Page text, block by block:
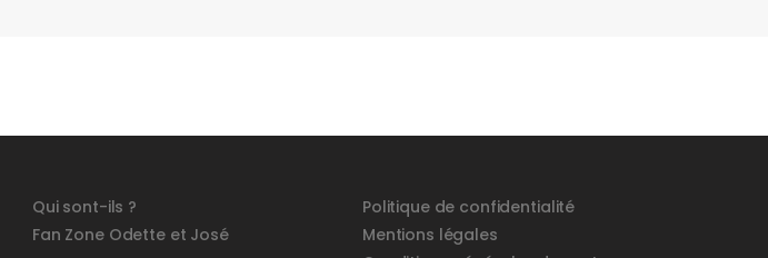
Qui sont-ils ?
Fan Zone Odette et José
Politique de confidentialité
Mentions légales